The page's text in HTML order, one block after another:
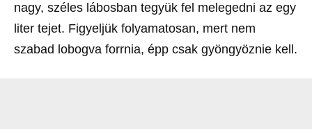
nagy, széles lábosban tegyük fel melegedni az egy
liter tejet. Figyeljük folyamatosan, mert nem
szabad lobogva forrnia, épp csak gyöngyöznie kell.